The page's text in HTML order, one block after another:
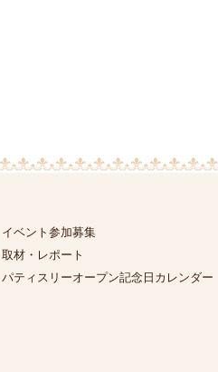
イベント参加募集
取材・レポート
パティスリーオープン記念日カレンダー